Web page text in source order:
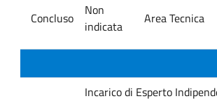
Concluso
Non
indicata
Area Tecnica
Incarico di Esperto